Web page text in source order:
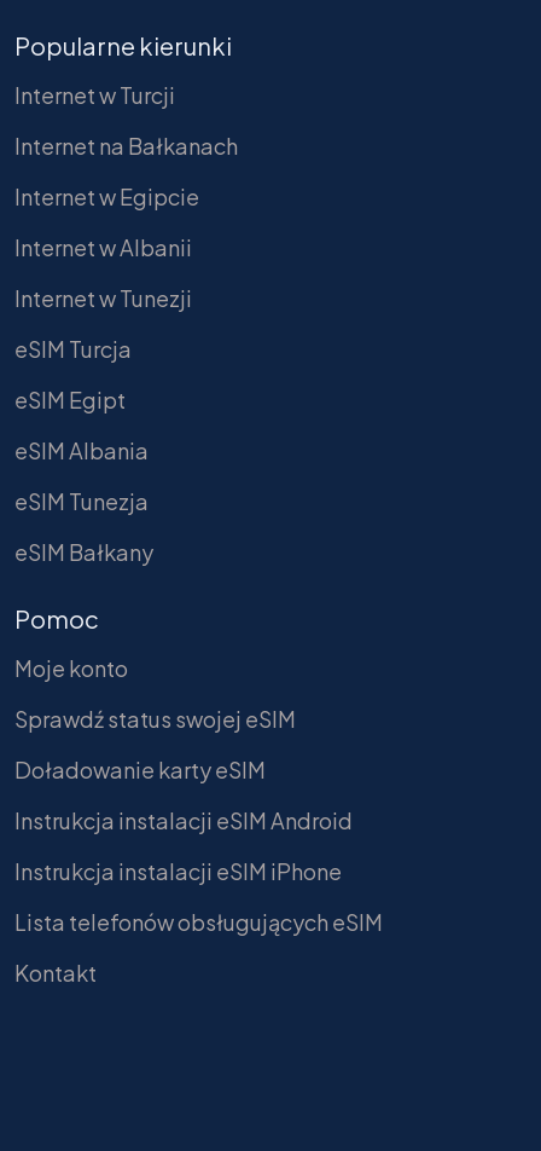
Popularne kierunki
Internet w Turcji
Internet na Bałkanach
Internet w Egipcie
Internet w Albanii
Internet w Tunezji
eSIM Turcja
eSIM Egipt
eSIM Albania
eSIM Tunezja
eSIM Bałkany
Pomoc
Moje konto
Sprawdź status swojej eSIM
Doładowanie karty eSIM
Instrukcja instalacji eSIM Android
Instrukcja instalacji eSIM iPhone
Lista telefonów obsługujących eSIM
Kontakt